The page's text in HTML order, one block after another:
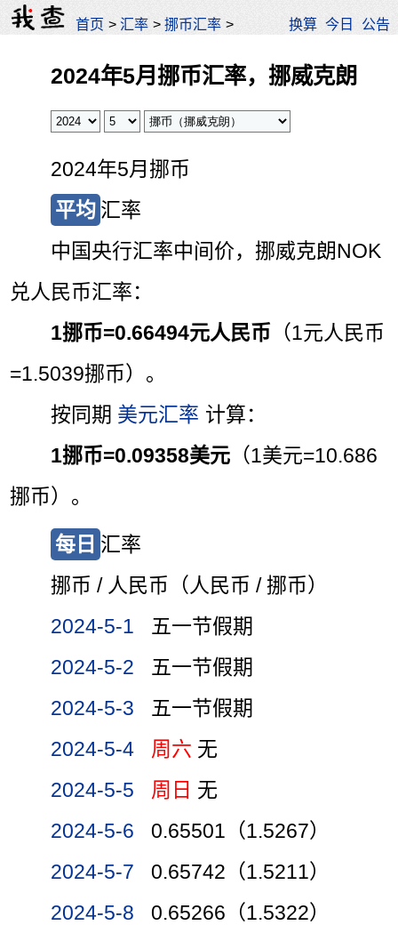
首页 >汇率 >挪币汇率 > 换算 今日 公告
2024年5月挪币汇率，挪威克朗
2024年5月挪币
平均 汇率
中国央行汇率中间价，挪威克朗NOK
兑人民币汇率：
1挪币=0.66494元人民币 （1元人民币
=1.5039挪币）。
按同期 美元汇率 计算：
1挪币=0.09358美元 （1美元=10.686
挪币）。
每日 汇率
挪币 / 人民币（人民币 / 挪币）
2024-5-1
五一节假期
2024-5-2
五一节假期
2024-5-3
五一节假期
2024-5-4
周六 无
2024-5-5
周日 无
2024-5-6
0.65501（1.5267）
2024-5-7
0.65742（1.5211）
2024-5-8
0.65266（1.5322）